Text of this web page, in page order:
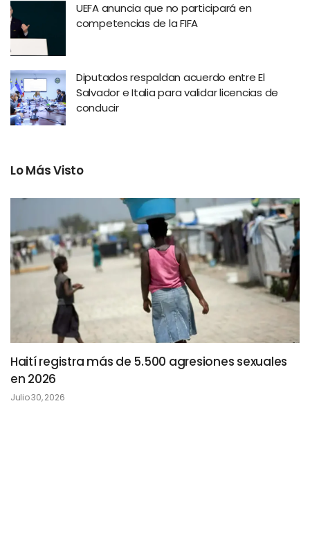
UEFA anuncia que no participará en
competencias de la FIFA
Diputados respaldan acuerdo entre El
Salvador e Italia para validar licencias de
conducir
Lo Más Visto
Haití registra más de 5.500 agresiones sexuales
en 2026
Julio 30, 2026